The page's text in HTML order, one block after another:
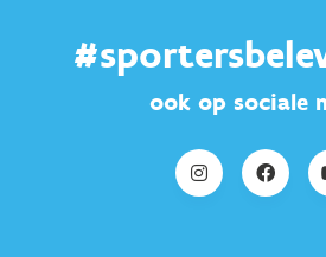
ook op sociale